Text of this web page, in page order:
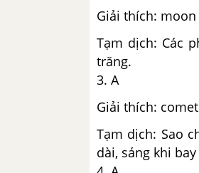
Giải thích:
Tạm dịch: Các
trăng.
3. A
Giải thích:
Tạm dịch: Sao
dài, sáng khi